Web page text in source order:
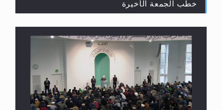
القرآن قاضٍ وحكمٌ على السنة ومهيمنٌ عليها.. ليس
العكس
خطب الجمعة الأخيرة